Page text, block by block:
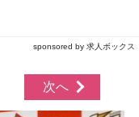
sponsored by 求人ボックス
次へ